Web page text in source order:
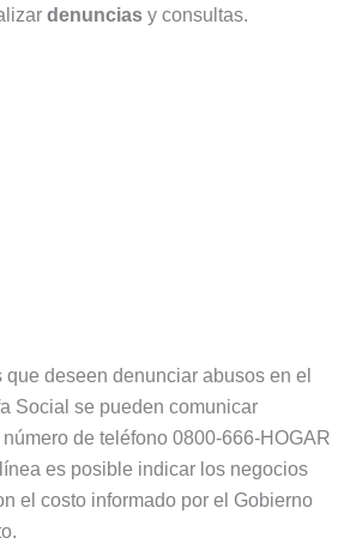
denuncias y consultas.
deseen denunciar abusos en el
Social se pueden comunicar
de teléfono 0800-666-HOGAR
es posible indicar los negocios
el costo informado por el Gobierno